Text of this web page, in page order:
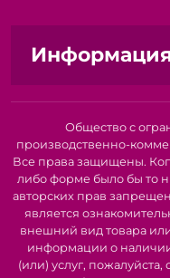
С ножницами
Создавать
Воплощать в жизнь
Не упустите
удобный
помощником в мире
"GAMMA/MICRON"
процессом творчества!
Общество с
производственно-
Все права защищены.
либо форме было бы то
авторских прав
является
внешний вид товара
информации о
(или) услуг,